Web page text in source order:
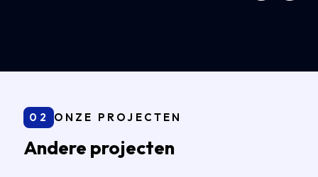
02 ONZE PROJECTEN
Andere projecten